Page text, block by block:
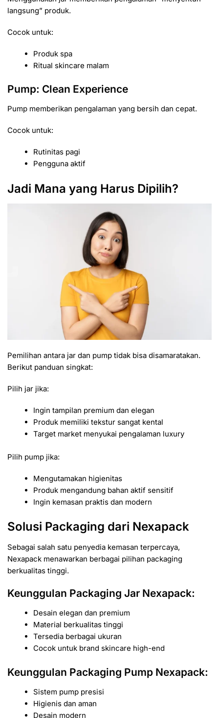
langsung” produk.
Cocok untuk:
Produk spa
Ritual skincare malam
Pump: Clean Experience
Pump memberikan pengalaman yang bersih dan cepat.
Cocok untuk:
Rutinitas pagi
Pengguna aktif
Jadi Mana yang Harus Dipilih?
Pemilihan antara jar dan pump tidak bisa disamaratakan.
Berikut panduan singkat:
Pilih jar jika:
Ingin tampilan premium dan elegan
Produk memiliki tekstur sangat kental
Target market menyukai pengalaman luxury
Pilih pump jika:
Mengutamakan higienitas
Produk mengandung bahan aktif sensitif
Ingin kemasan praktis dan modern
Solusi Packaging dari Nexapack
Sebagai salah satu penyedia kemasan terpercaya,
Nexapack menawarkan berbagai pilihan packaging
berkualitas tinggi.
Keunggulan Packaging Jar Nexapack:
Desain elegan dan premium
Material berkualitas tinggi
Tersedia berbagai ukuran
Cocok untuk brand skincare high-end
Keunggulan Packaging Pump Nexapack:
Sistem pump presisi
Higienis dan aman
Desain modern